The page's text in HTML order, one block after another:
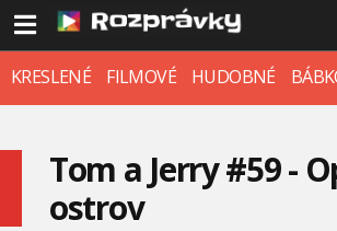
KRESLENÉ FILMOVÉ HUDOBNÉ
Tom a Jerry #59 -
ostrov